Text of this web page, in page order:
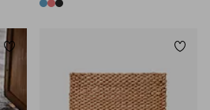
3 kleuren
Toevoegen aan favorieten